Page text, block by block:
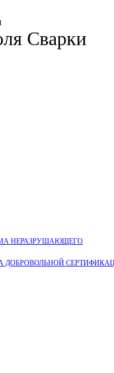
Сварки
НЕРАЗРУШАЮЩЕГО
ДОБРОВОЛЬНОЙ